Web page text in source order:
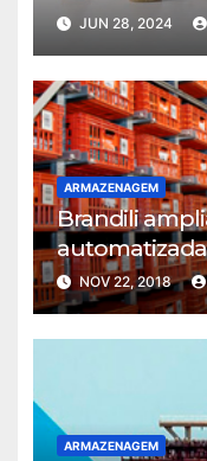
JUN 28, 2024
ARMAZENAGEM
Brandili
automatizada
NOV 22, 2018
ARMAZENAGEM